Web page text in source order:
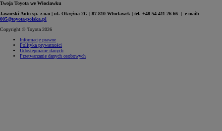
Twoja Toyota we Włocławku
Jaworski Auto sp. z o.o | ul. Okrężna 2G | 87-810 Włocławek | tel. +48 54 411 26 66 | e-mail:
005@toyota-polska.pl
Copyright © Toyota 2026
Informacje prawne
Polityka prywatności
Udostępnianie danych
Przetwarzanie danych osobowych